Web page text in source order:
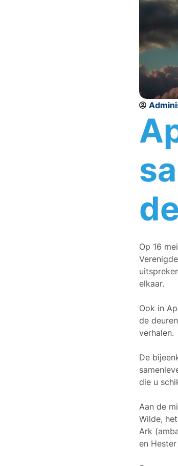
Op 16
elkaar.
Ook in
de
verhalen.
De
die u
Aan de
Wilde,
Ark
en